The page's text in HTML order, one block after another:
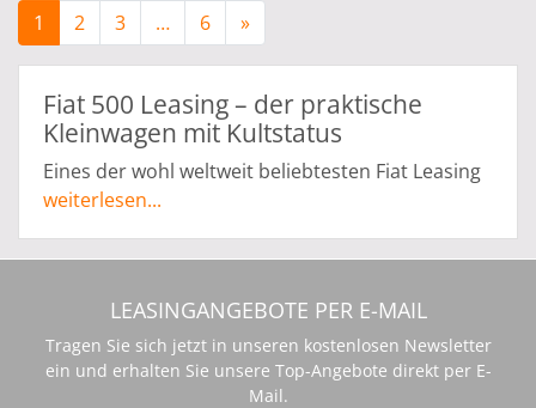
1 2 3 … 6 »
Fiat 500 Leasing – der praktische
Kleinwagen mit Kultstatus
Eines der wohl weltweit beliebtesten Fiat Leasing
Fahrzeuge ist das praktische, kompakte Kult-Auto
Chrysler Automobil AG 2014 bleibt die Produktion
Modellreihen Fiat 500 und Fiat 500C sind in drei
verschiedenen Basis Varianten erhältlich: als
Modellvariante „Pop“, als „Pop-Star“ Modelle
sowie als „Lounge“ Modelle. Zudem können in
weiterlesen...
LEASINGANGEBOTE PER E-MAIL
Tragen Sie sich jetzt in unseren kostenlosen Newsletter
ein und erhalten Sie unsere Top-Angebote direkt per E-
Mail.